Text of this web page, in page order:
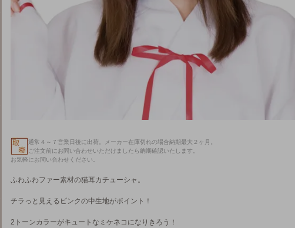
通常４～７営業日後に出荷。メーカー在庫切れの場合納期最大２ヶ月。
ご注文前にお問い合わせいただけましたら納期確認いたします。
お気軽にお問い合わせください。
ふわふわファー素材の猫耳カチューシャ。
チラっと見えるピンクの中生地がポイント！
2トーンカラーがキュートなミケネコになりきろう！